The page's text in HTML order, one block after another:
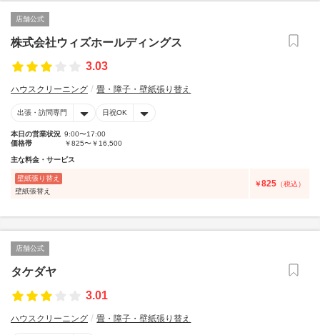
店舗公式
株式会社ウィズホールディングス
3.03
ハウスクリーニング 畳・障子・壁紙張り替え
出張・訪問専門 日祝OK
本日の営業状況 9:00〜17:00
価格帯
￥825〜￥16,500
主な料金・サービス
壁紙張り替え
壁紙張替え
￥825 （税込）
店舗公式
タケダヤ
3.01
ハウスクリーニング 畳・障子・壁紙張り替え